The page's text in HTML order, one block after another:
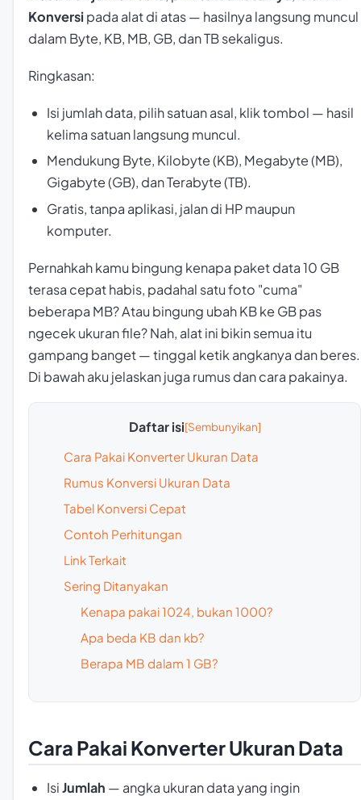
Konversipada alat di atas — hasilnya langsung muncul
dalam Byte, KB, MB, GB, dan TB sekaligus.
Ringkasan:
Isi jumlah data, pilih satuan asal, klik tombol — hasil
kelima satuan langsung muncul.
Mendukung Byte, Kilobyte (KB), Megabyte (MB),
Gigabyte (GB), dan Terabyte (TB).
Gratis, tanpa aplikasi, jalan di HP maupun
komputer.
Pernahkah kamu bingung kenapa paket data 10 GB
terasa cepat habis, padahal satu foto "cuma"
beberapa MB? Atau bingung ubah KB ke GB pas
ngecek ukuran file? Nah, alat ini bikin semua itu
gampang banget— tinggal ketik angkanya dan beres.
Di bawah aku jelaskan juga rumus dan cara pakainya.
Daftar isi
Cara Pakai Konverter Ukuran Data
Rumus Konversi Ukuran Data
Tabel Konversi Cepat
Contoh Perhitungan
Link Terkait
Sering Ditanyakan
Kenapa pakai 1024, bukan 1000?
Apa beda KB dan kb?
Berapa MB dalam 1 GB?
Cara Pakai Konverter Ukuran Data
IsiJumlah — angka ukuran data yang ingin